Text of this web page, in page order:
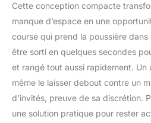
Cette conception compacte
manque d’espace en une
course qui prend la poussière
être sorti en quelques secondes
et rangé tout aussi rapidement. Un
même le laisser debout contre un
d’invités, preuve de sa discrétion.
une solution pratique pour rester